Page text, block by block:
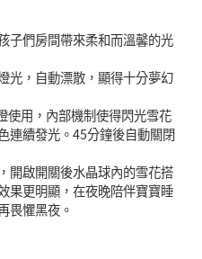
子們房間帶來柔和而溫馨的光
光，自動漂散，顯得十分夢幻
使用，內部機制使得閃光雪花
連續發光。45分鐘後自動關閉
開啟開關後水晶球內的雪花搭
果更明顯，在夜晚陪伴寶寶睡
畏懼黑夜。